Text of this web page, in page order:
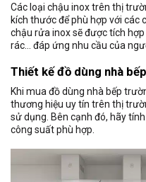
Các loại chậu inox trên thị
kích thước để phù hợp với các
chậu rửa inox sẽ được tích
rác… đáp ứng nhu cầu của
Thiết kế đồ dùng nhà
Khi mua đồ dùng nhà bếp
thương hiệu uy tín trên thị
sử dụng. Bên cạnh đó, hãy
công suất phù hợp.